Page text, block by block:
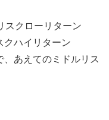
スクローリターン
クハイリターン
あえてのミドルリス